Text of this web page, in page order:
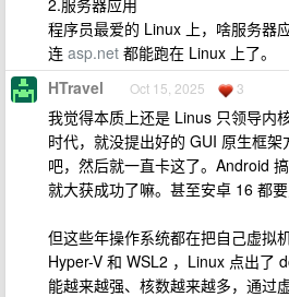
2.服务器应用
程序员最爱的 Linux 上，啥服务器
连 asp.net 都能跑在 Linux 上了。
HTravel Oct 15, 2025 3
我觉得本质上还是 Linus 只领导内
时代，就没提出好的 GUI 原生框
吧，然后就一直卡这了。Android
就大获成功了嘛。甚至安卓 16 都要
但这些年操作系统都在把自己虚拟
Hyper-V 和 WSL2 ，Linux 点出了
能越来越强、核数越来越多，通过